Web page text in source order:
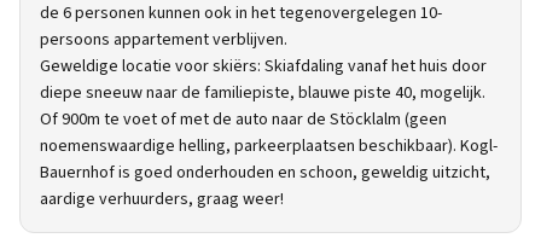
de 6 personen kunnen ook in het tegenovergelegen 10-
persoons appartement verblijven.
Geweldige locatie voor skiërs: Skiafdaling vanaf het huis door
diepe sneeuw naar de familiepiste, blauwe piste 40, mogelijk.
Of 900m te voet of met de auto naar de Stöcklalm (geen
noemenswaardige helling, parkeerplaatsen beschikbaar). Kogl-
Bauernhof is goed onderhouden en schoon, geweldig uitzicht,
aardige verhuurders, graag weer!